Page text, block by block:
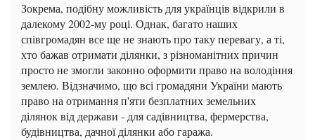
Зокрема, подібну можливість для українців відкрили в
далекому 2002-му році. Однак, багато наших
співгромадян все ще не знають про таку перевагу, а ті,
хто бажав отримати ділянки, з різноманітних причин
просто не змогли законно оформити право на володіння
землею. Відзначимо, що всі громадяни України мають
право на отримання п'яти безплатних земельних
ділянок від держави - для садівництва, фермерства,
будівництва, дачної ділянки або гаража.